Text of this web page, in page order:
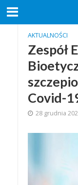
AKTUALNOŚCI
Zespół
Covid-
28 grudnia